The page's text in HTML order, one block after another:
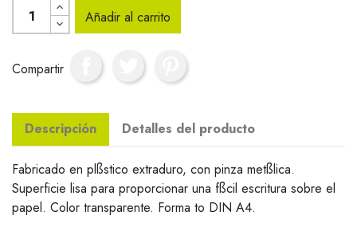
Añadir al carrito
Compartir
Descripción Detalles del producto
Fabricado en plßstico extraduro, con pinza metßlica.
Superficie lisa para proporcionar una fßcil escritura sobre el
papel. Color transparente. Forma to DIN A4.